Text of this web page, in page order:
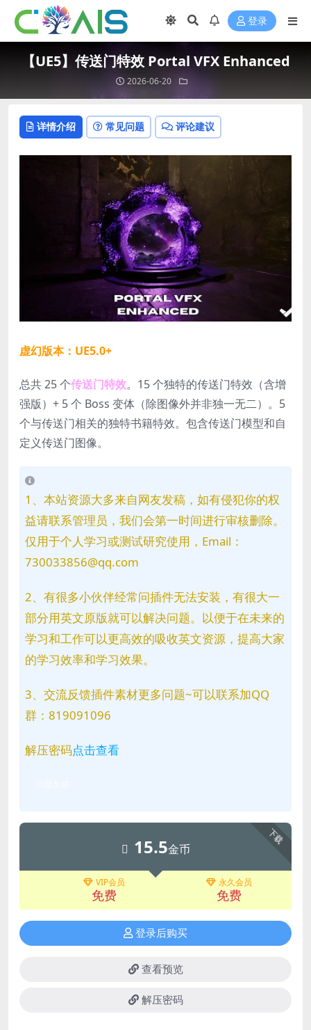
登录
【UE5】传送门特效 Portal VFX Enhanced
2026-06-20
详情介绍 常见问题 评论建议
虚幻版本：UE5.0+
总共 25 个传送门特效。15 个独特的传送门特效（含增
强版）+ 5 个 Boss 变体（除图像外并非独一无二）。5
个与传送门相关的独特书籍特效。包含传送门模型和自
定义传送门图像。
1、本站资源大多来自网友发稿，如有侵犯你的权
益请联系管理员，我们会第一时间进行审核删除。
仅用于个人学习或测试研究使用，Email：
730033856@qq.com
2、有很多小伙伴经常问插件无法安装，有很大一
部分用英文原版就可以解决问题。以便于在未来的
学习和工作可以更高效的吸收英文资源，提高大家
的学习效率和学习效果。
3、交流反馈插件素材更多问题~可以联系加QQ
群：819091096
解压密码点击查看
下载
15.5金币
VIP会员
免费
永久会员
免费
登录后购买
查看预览
解压密码